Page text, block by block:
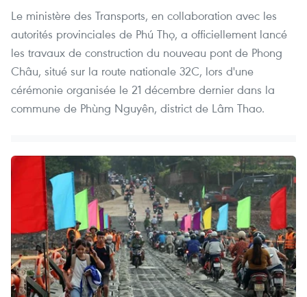
Le ministère des Transports, en collaboration avec les
autorités provinciales de Phú Thọ, a officiellement lancé
les travaux de construction du nouveau pont de Phong
Châu, situé sur la route nationale 32C, lors d'une
cérémonie organisée le 21 décembre dernier dans la
commune de Phùng Nguyên, district de Lâm Thao.